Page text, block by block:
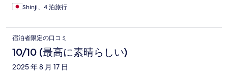
Shinji、4 泊旅行
宿泊者限定の口コミ
10/10 (最高に素晴らしい)
2025 年 8 月 17 日